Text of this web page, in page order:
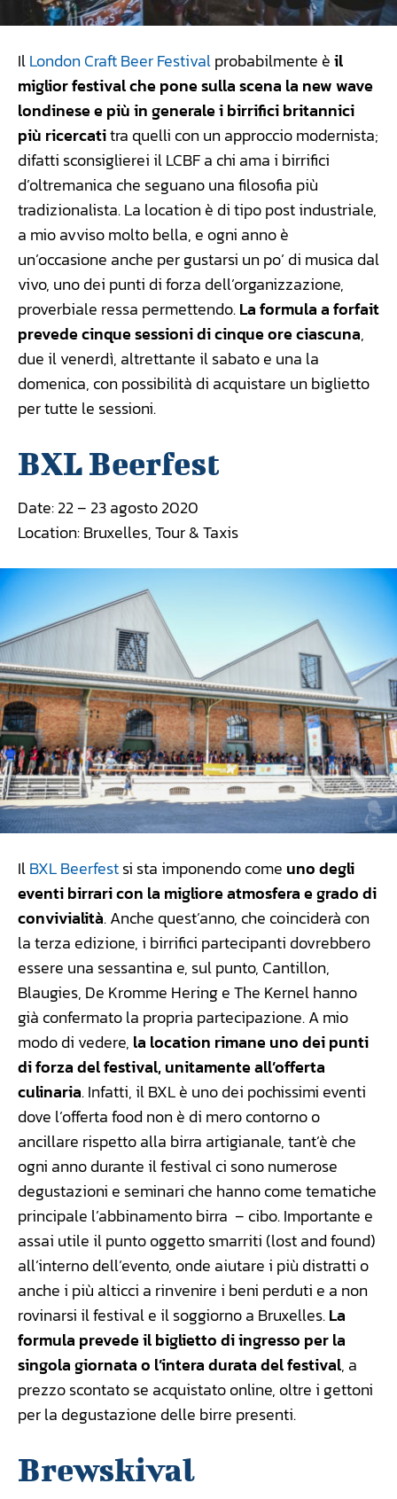
IlLondon Craft Beer Festivalprobabilmente èil
miglior festival che pone sulla scena la new wave
londinese e più in generale i birrifici britannici
più ricercatitra quelli con un approccio modernista;
difatti sconsiglierei il LCBF a chi ama i birrifici
d’oltremanica che seguano una filosofia più
tradizionalista. La location è di tipo post industriale,
a mio avviso molto bella, e ogni anno è
un’occasione anche per gustarsi un po’ di musica dal
vivo, uno dei punti di forza dell’organizzazione,
proverbiale ressa permettendo.La formula a forfait
prevede cinque sessioni di cinque ore ciascuna,
due il venerdì, altrettante il sabato e una la
domenica, con possibilità di acquistare un biglietto
per tutte le sessioni.
BXL Beerfest
Date: 22 – 23 agosto 2020
Location: Bruxelles, Tour & Taxis
IlBXL Beerfestsi sta imponendo come uno degli
eventi birrari con la migliore atmosfera e grado di
convivialità. Anche quest’anno, che coinciderà con
la terza edizione, i birrifici partecipanti dovrebbero
essere una sessantina e, sul punto, Cantillon,
Blaugies, De Kromme Hering e The Kernel hanno
già confermato la propria partecipazione. A mio
modo di vedere, la location rimane uno dei punti
di forza del festival, unitamente all’offerta
culinaria. Infatti, il BXL è uno dei pochissimi eventi
dove l’offerta food non è di mero contorno o
ancillare rispetto alla birra artigianale, tant’è che
ogni anno durante il festival ci sono numerose
degustazioni e seminari che hanno come tematiche
principale l’abbinamento birra – cibo. Importante e
assai utile il punto oggetto smarriti (lost and found)
all’interno dell’evento, onde aiutare i più distratti o
anche i più alticci a rinvenire i beni perduti e a non
rovinarsi il festival e il soggiorno a Bruxelles.La
formula prevede il biglietto di ingresso per la
singola giornata o l’intera durata del festival, a
prezzo scontato se acquistato online, oltre i gettoni
per la degustazione delle birre presenti.
Brewskival